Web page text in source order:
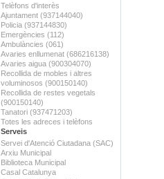
Telèfons d'interès
Ajuntament (937144040)
Policia (937144830)
Emergències (112)
Ambulàncies (061)
Avaries enllumenat (686216138)
Avaries aigua (900304070)
Recollida de mobles i altres
voluminosos (900150140)
Recollida de restes vegetals
(900150140)
Tanatori (937471203)
Totes les adreces i telèfons
Serveis
Servei d'Atenció Ciutadana (SAC)
Arxiu Municipal
Biblioteca Municipal
Casal Catalunya